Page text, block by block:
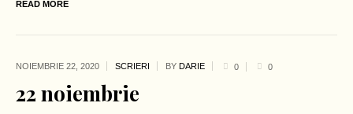
READ MORE
NOIEMBRIE 22, 2020 SCRIERI BY DARIE 0 0
22 noiembrie